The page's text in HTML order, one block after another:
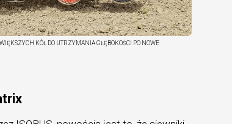
KÓŁ DO UTRZYMANIA GŁĘBOKOŚCI PO NOWE